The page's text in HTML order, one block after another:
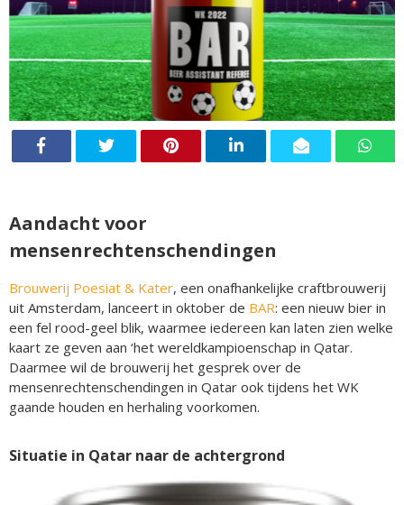
Aandacht voor
mensenrechtenschendingen
Brouwerij Poesiat & Kater, een onafhankelijke craftbrouwerij
uit Amsterdam, lanceert in oktober de BAR: een nieuw bier in
een fel rood-geel blik, waarmee iedereen kan laten zien welke
kaart ze geven aan ‘het wereldkampioenschap in Qatar.
Daarmee wil de brouwerij het gesprek over de
mensenrechtenschendingen in Qatar ook tijdens het WK
gaande houden en herhaling voorkomen.
Situatie in Qatar naar de achtergrond